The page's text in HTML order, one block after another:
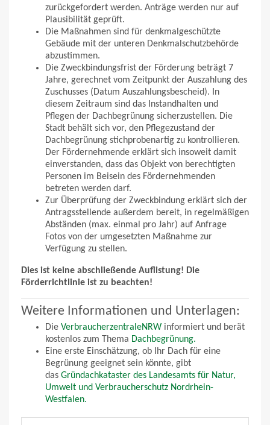
zurückgefordert werden. Anträge werden nur auf
Plausibilität geprüft.
Die Maßnahmen sind für denkmalgeschützte
Gebäude mit der unteren Denkmalschutzbehörde
abzustimmen.
Die Zweckbindungsfrist der Förderung beträgt 7
Jahre, gerechnet vom Zeitpunkt der Auszahlung des
Zuschusses (Datum Auszahlungsbescheid). In
diesem Zeitraum sind das Instandhalten und
Pflegen der Dachbegrünung sicherzustellen. Die
Stadt behält sich vor, den Pflegezustand der
Dachbegrünung stichprobenartig zu kontrollieren.
Der Fördernehmende erklärt sich insoweit damit
einverstanden, dass das Objekt von berechtigten
Personen im Beisein des Fördernehmenden
betreten werden darf.
Zur Überprüfung der Zweckbindung erklärt sich der
Antragsstellende außerdem bereit, in regelmäßigen
Abständen (max. einmal pro Jahr) auf Anfrage
Fotos von der umgesetzten Maßnahme zur
Verfügung zu stellen.
Dies ist keine abschließende Auflistung! Die
Förderrichtlinie ist zu beachten!
Weitere Informationen und Unterlagen:
Die VerbraucherzentraleNRW informiert und berät
kostenlos zum Thema Dachbegrünung.
Eine erste Einschätzung, ob Ihr Dach für eine
Begrünung geeignet sein könnte, gibt
das Gründachkataster des Landesamts für Natur,
Umwelt und Verbraucherschutz Nordrhein-
Westfalen.